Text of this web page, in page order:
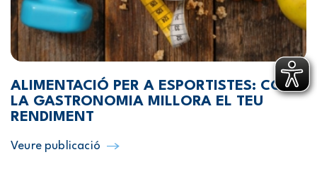
ALIMENTACIÓ PER A ESPORTISTES: COM
LA GASTRONOMIA MILLORA EL TEU
RENDIMENT
Veure publicació